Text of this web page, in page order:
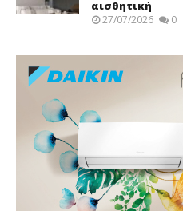
αισθητική
27/07/2026 0